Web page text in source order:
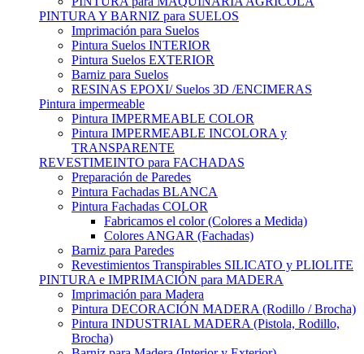
PINTURA Y BARNIZ para SUELOS
Imprimación para Suelos
Pintura Suelos INTERIOR
Pintura Suelos EXTERIOR
Barniz para Suelos
RESINAS EPOXI/ Suelos 3D /ENCIMERAS
Pintura impermeable
Pintura IMPERMEABLE COLOR
Pintura IMPERMEABLE INCOLORA y
TRANSPARENTE
REVESTIMEINTO para FACHADAS
Preparación de Paredes
Pintura Fachadas BLANCA
Pintura Fachadas COLOR
Fabricamos el color (Colores a Medida)
Colores ANGAR (Fachadas)
Barniz para Paredes
Revestimientos Transpirables SILICATO y PLIOLITE
PINTURA e IMPRIMACIÓN para MADERA
Imprimación para Madera
Pintura DECORACIÓN MADERA (Rodillo / Brocha)
Pintura INDUSTRIAL MADERA (Pistola, Rodillo,
Brocha)